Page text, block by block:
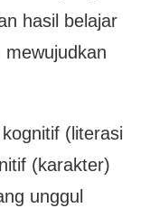
hasil belajar
(literasi
(karakter)
unggul